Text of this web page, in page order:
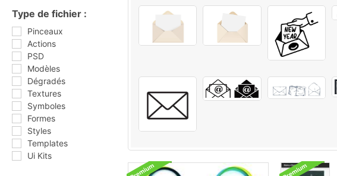
Type de fichier :
Pinceaux
Actions
PSD
Modèles
Dégradés
Textures
Symboles
Formes
Styles
Templates
Ui Kits